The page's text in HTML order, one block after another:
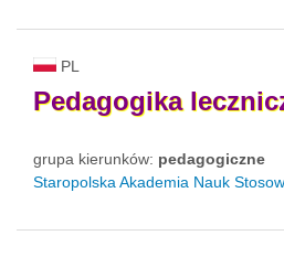
PL
Pedagogika
grupa kierunków: pedagogiczne
Staropolska Akademia Nauk